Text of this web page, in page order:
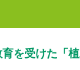
を受けた「